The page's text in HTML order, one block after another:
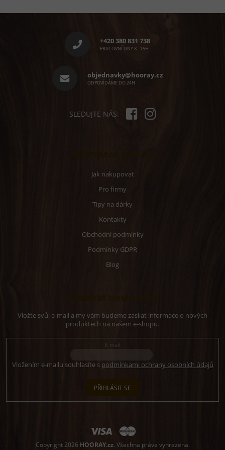
Z
+420 380 831 738
PRACOVNÍ DNY 8 - 15H
objednavky@hooray.cz
ODPOVÍDÁME DO 24H
SLEDUJTE NÁS:
Jak nakupovat
Pro firmy
Tipy na dárky
Kontakty
Obchodní podmínky
Podmínky GDPR
Blog
Vložte svůj e-mail a my vám budeme zasílat informace o nových
produktech na našem e-shopu.
E-mail
Vložením e-mailu souhlasíte s podmínkami ochrany osobních údajů
PŘIHLÁSIT SE
Copyright 2026 HOORAY.cz. Všechna práva vyhrazena.